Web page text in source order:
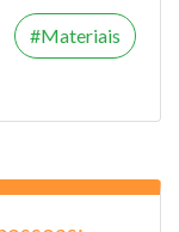
Materiais